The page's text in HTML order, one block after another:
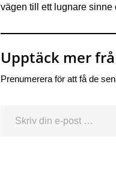
vägen till ett lugnare
Upptäck mer
Prenumerera för att få de